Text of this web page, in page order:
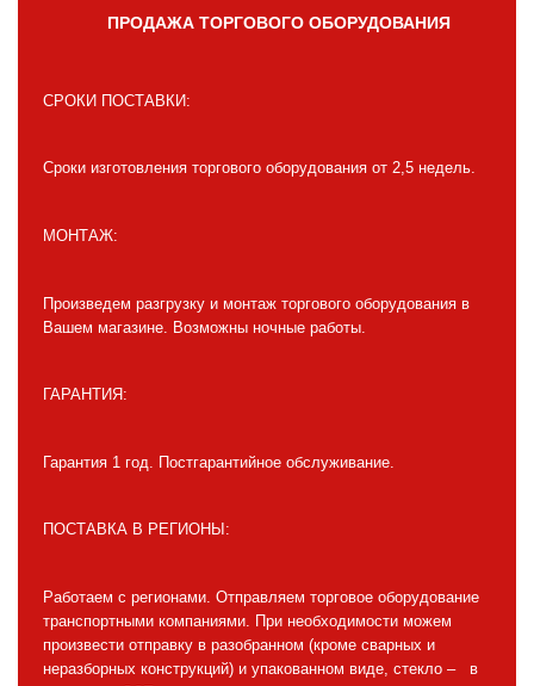
ПРОДАЖА ТОРГОВОГО ОБОРУДОВАНИЯ
СРОКИ ПОСТАВКИ:
Сроки изготовления торгового оборудования от 2,5 недель.
МОНТАЖ:
Произведем разгрузку и монтаж торгового оборудования в
Вашем магазине. Возможны ночные работы.
ГАРАНТИЯ:
Гарантия 1 год. Постгарантийное обслуживание.
ПОСТАВКА В РЕГИОНЫ:
Работаем с регионами. Отправляем торговое оборудование
транспортными компаниями. При необходимости можем
произвести отправку в разобранном (кроме сварных и
неразборных конструкций) и упакованном виде, стекло – в